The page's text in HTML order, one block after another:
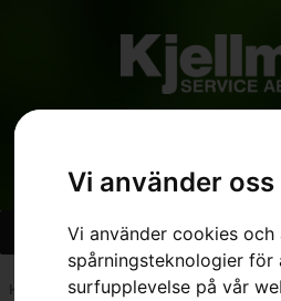
Vi använder
Vi använder cookies och
spårningsteknologier
surfupplevelse på vår
Hem 7391883679500